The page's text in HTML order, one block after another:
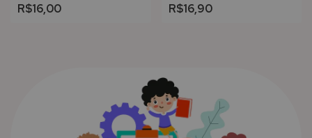
R$16,00 R$16,90